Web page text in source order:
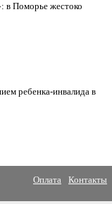
в Поморье жестоко
ребенка-инвалида в
Оплата Контакты